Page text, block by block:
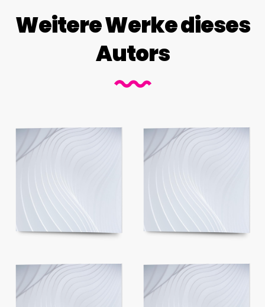
Weitere Werke dieses
Autors